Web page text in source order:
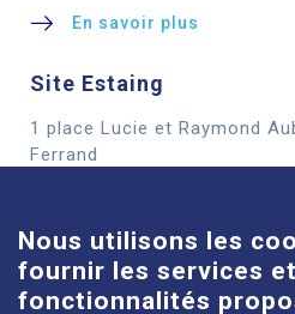
En savoir plus
Site Estaing
1 place Lucie et Raymond
Ferrand
Site Louise-Michel
Nous utilisons les
fournir les services
fonctionnalités